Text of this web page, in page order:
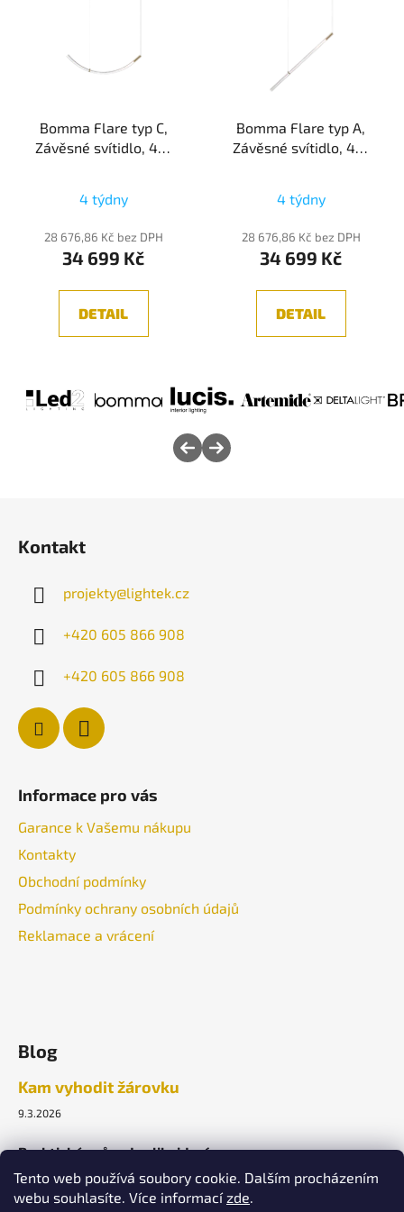
Tento web používá soubory cookie. Dalším procházením
webu souhlasíte. Více informacízde.
Bomma Flare typ C,
Závěsné svítidlo, 4W
4 týdny
28 676,86 Kč bez DPH
34 699 Kč
DETAIL
Bomma Flare typ A,
Závěsné svítidlo, 4W
4 týdny
28 676,86 Kč bez DPH
34 699 Kč
DETAIL
Kontakt
projekty@lightek.cz
+420 605 866 908
+420 605 866 908
Informace pro vás
Garance k Vašemu nákupu
Kontakty
Obchodní podmínky
Podmínky ochrany osobních údajů
Reklamace a vrácení
Blog
Kam vyhodit žárovku
9.3.2026
Praktický průvodce likvidací.
ARCHIV